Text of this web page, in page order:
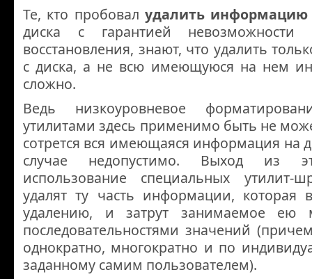
Те, кто пробовал удалить информацию
диска с гарантией невозможности
восстановления, знают, что удалить
с диска, а не всю имеющуюся на нем
сложно.
Ведь низкоуровневое
утилитами здесь применимо быть не
сотрется вся имеющаяся информация на
случае недопустимо. Выход из
использование специальных утилит-
удалят ту часть информации, которая
удалению, и затрут занимаемое ею
последовательностями значений
однократно, многократно и по
заданному самим пользователем).